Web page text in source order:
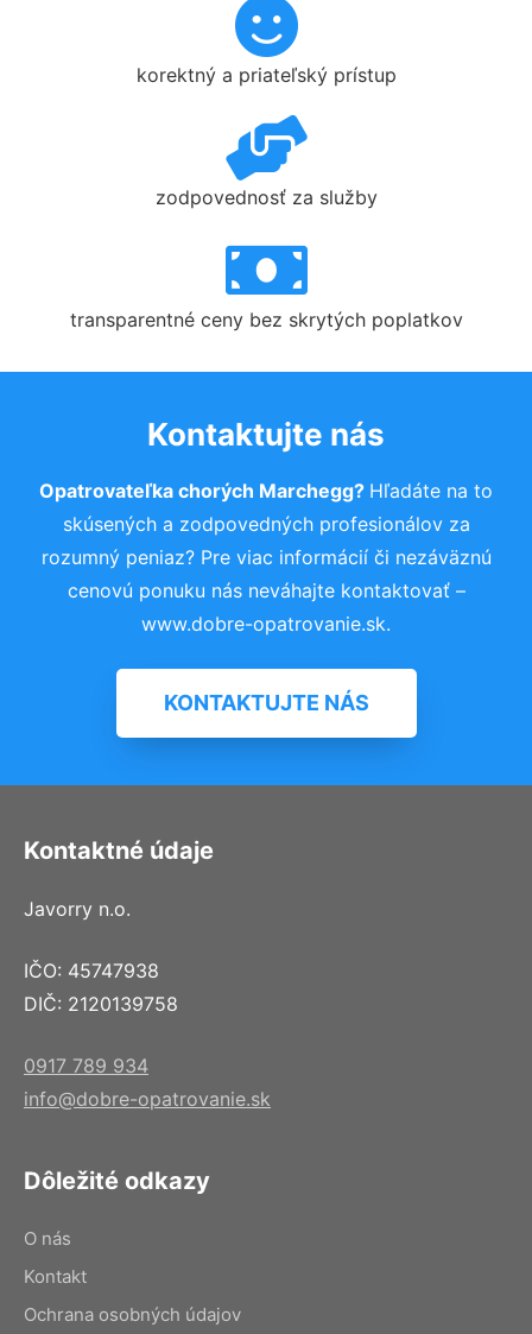
korektný a priateľský prístup
zodpovednosť za služby
transparentné ceny bez skrytých poplatkov
Kontaktujte nás
Opatrovateľka chorých Marchegg? Hľadáte na to
skúsených a zodpovedných profesionálov za
rozumný peniaz? Pre viac informácií či nezáväznú
cenovú ponuku nás neváhajte kontaktovať –
www.dobre-opatrovanie.sk.
KONTAKTUJTE NÁS
Kontaktné údaje
Javorry n.o.
IČO: 45747938
DIČ: 2120139758
0917 789 934
info@dobre-opatrovanie.sk
Dôležité odkazy
O nás
Kontakt
Ochrana osobných údajov